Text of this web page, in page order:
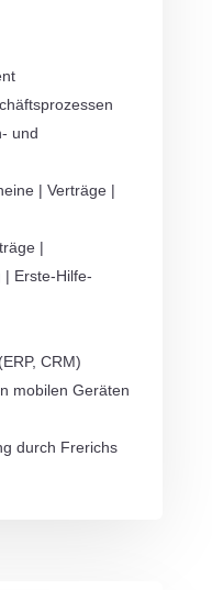
und
| Verträge |
|
Erste-Hilfe-
CRM)
mobilen Geräten
durch Frerichs